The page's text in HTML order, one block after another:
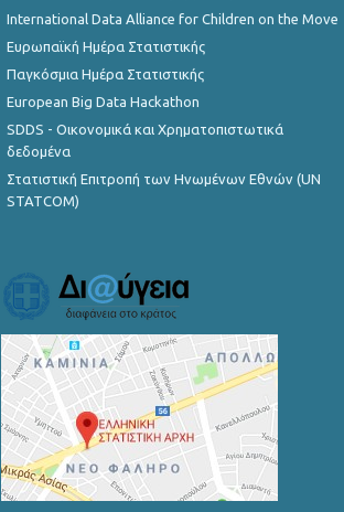
International Data Alliance for Children on the Move
Ευρωπαϊκή Ημέρα Στατιστικής
Παγκόσμια Ημέρα Στατιστικής
European Big Data Hackathon
SDDS - Οικονομικά και Χρηματοπιστωτικά
δεδομένα
Στατιστική Επιτροπή των Ηνωμένων Εθνών (UN
STATCOM)